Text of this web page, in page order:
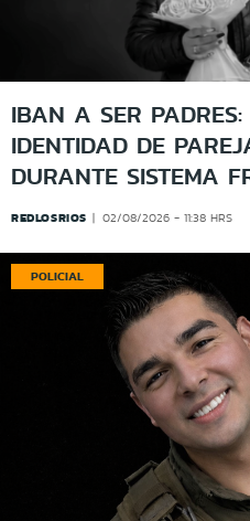
POLICIAL
IBAN A SER
IDENTIDAD DE
DURANTE SISTEMA
REDLOSRIOS 02/08/2026 - 11:38 HRS